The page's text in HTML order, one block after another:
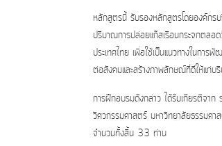
หลักสูตรนี้ รับรองหลักสูตรโดยองค์กรบ
ปริมาณการปล่อยแก๊สเรือนกระจกต
ประเทศไทย เพื่อใช้เป็นแนวทางในกา
ต่อสังคมและสร้างภาพลักษณ์ที่ดีให้แก่
การฝึกอบรมดังกล่าว ได้รับเกียรติจา
วิศวกรรมศาสตร์ มหาวิทยาลัยธรรมศา
จำนวนทั้งสิ้น 33 ท่าน